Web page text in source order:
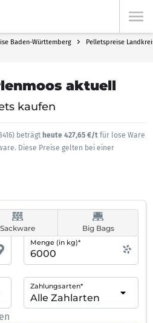
Baden-Württemberg Pelletspreise
aktuell
kaufen
beträgt heute 427,65 €/t für lose Ware
Diese Preise gelten bei einer
Sackware Big Bags
Menge (in kg)*
Zahlungsarten*